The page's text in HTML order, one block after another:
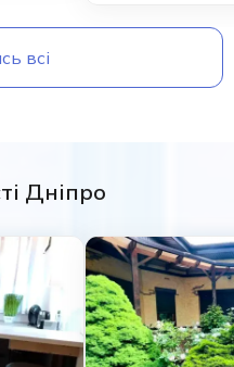
всі
Дніпро